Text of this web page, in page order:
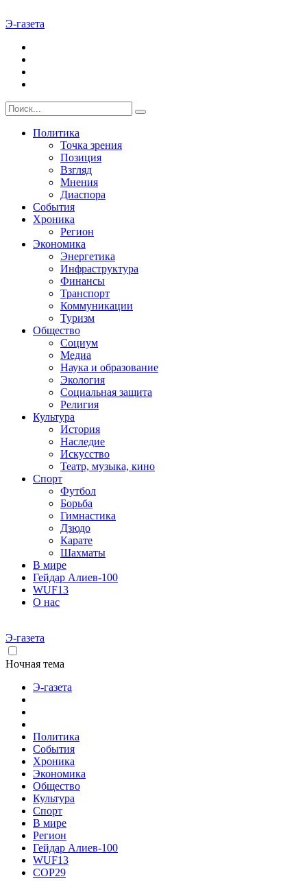
Э-газета
Политика
Точка зрения
Позиция
Взгляд
Мнения
Диаспора
События
Хроника
Регион
Экономика
Энергетика
Инфраструктура
Финансы
Транспорт
Коммуникации
Туризм
Общество
Социум
Медиа
Наука и образование
Экология
Социальная защита
Религия
Культура
История
Наследие
Искусство
Театр, музыка, кино
Спорт
Футбол
Борьба
Гимнастика
Дзюдо
Карате
Шахматы
В мире
Гейдар Алиев-100
WUF13
О нас
Э-газета
Ночная тема
Э-газета
Политика
События
Хроника
Экономика
Общество
Культура
Спорт
В мире
Регион
Гейдар Алиев-100
WUF13
COP29